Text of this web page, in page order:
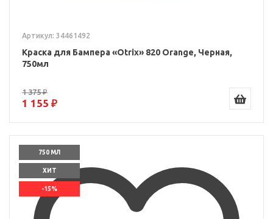
Артикул: 34461492
Краска для Бампера «Otrix» 820 Orange, Черная,
750мл
1 375 ₽
1 155 ₽
750 МЛ
ХИТ
-15%